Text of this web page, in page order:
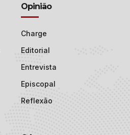
Opinião
Charge
Editorial
Entrevista
Episcopal
Reflexão